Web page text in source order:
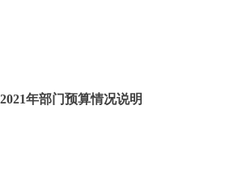
年部门预算情况说明